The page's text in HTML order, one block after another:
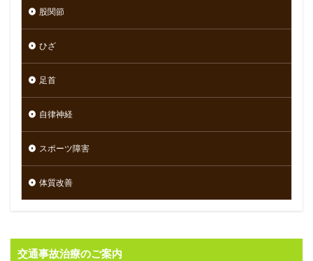
股関節
ひざ
足首
自律神経
スポーツ障害
体質改善
交通事故治療のご案内